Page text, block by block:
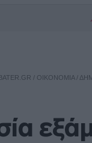
/ ΟΙΚΟΝΟΜΙΑ/